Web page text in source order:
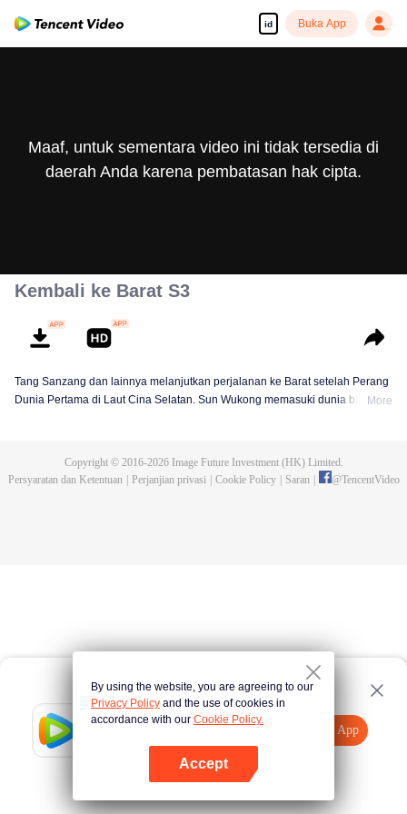
id Buka App
Tencent Video
Buka App
Tekan di sini
Maaf, untuk sementara video ini tidak tersedia di
daerah Anda karena pembatasan hak cipta.
Kembali ke Barat S3
Tang Sanzang dan lainnya melanjutkan perjalanan ke Barat setelah Perang
Dunia Pertama di Laut Cina Selatan. Sun Wukong memasuki dunia bawahMore
Copyright © 2016-2026Image Future Investment (HK) Limited.
Persyaratan dan Ketentuan
Perjanjian privasi Cookie Policy Saran @TencentVideo
By using the website, you are agreeing to our
Privacy Policy and the use of cookies in
accordance with our Cookie Policy.
Accept